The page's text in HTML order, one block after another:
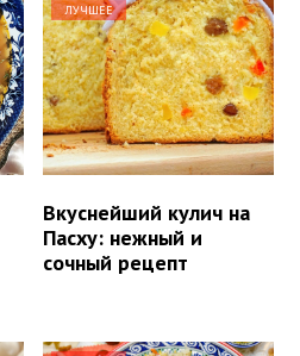
ЛУЧШЕЕ
Вкуснейший кулич на
Пасху: нежный и
сочный рецепт